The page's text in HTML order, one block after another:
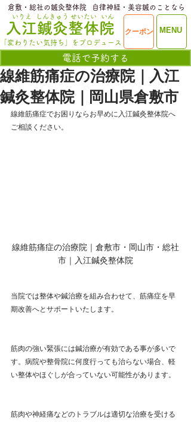
ME
​入江鍼灸整体院
いりえ
MENU
クーポン
電話で予約する
せいたい
しんきゅう いん
「変わりたい気持ち」をプロデュース
​倉敷・総社の鍼灸整体院 ​自律神経・美容鍼のことなら
線維筋痛症の治療院｜入江
鍼灸整体院｜岡山県倉敷市
線維筋痛症でお困りならお早めに入江鍼灸整体院へ
ご相談ください。
線維筋痛症の治療院｜倉敷市・岡山市・総社
市｜入江鍼灸整体院
当院では整体や鍼治療を組み合わせて、筋痛症を早
期改善へとサポートいたします。
筋肉の強い緊張には鍼治療が有効である事が多いで
す。病院や整骨院に何度行っても治らない場合、軽
い整体やほぐしが合っていない可能性があります。
筋肉や神経痛などのトラブルは適切な治療を受ける